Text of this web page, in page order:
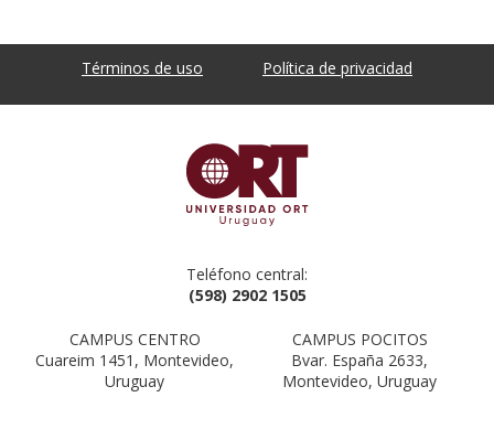
Términos de uso Política de privacidad
Teléfono central:
(598) 2902 1505
CAMPUS CENTRO
Cuareim 1451, Montevideo,
Uruguay
CAMPUS POCITOS
Bvar. España 2633,
Montevideo, Uruguay